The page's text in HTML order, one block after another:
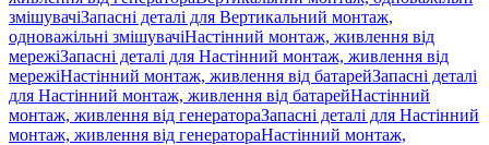
змішувачіЗапасні деталі для Вертикальний монтаж,
одноважільні змішувачіНастінний монтаж, живлення від
мережіЗапасні деталі для Настінний монтаж, живлення від
мережіНастінний монтаж, живлення від батарейЗапасні деталі
для Настінний монтаж, живлення від батарейНастінний
монтаж, живлення від генератораЗапасні деталі для Настінний
монтаж, живлення від генератораНастінний монтаж,